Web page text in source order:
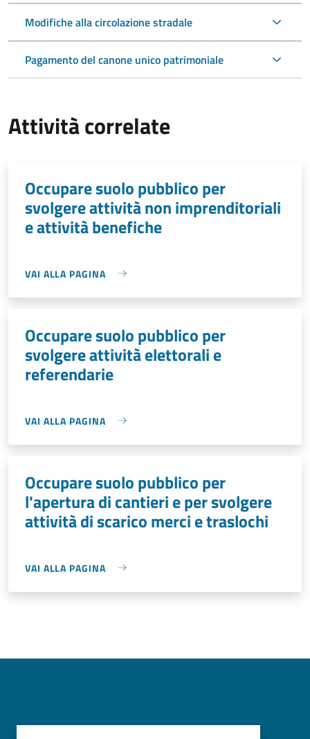
Modifiche alla circolazione stradale
Pagamento del canone unico patrimoniale
Attività correlate
Occupare suolo pubblico per
svolgere attività non imprenditoriali
e attività benefiche
VAI ALLA PAGINA
Occupare suolo pubblico per
svolgere attività elettorali e
referendarie
VAI ALLA PAGINA
Occupare suolo pubblico per
l'apertura di cantieri e per svolgere
attività di scarico merci e traslochi
VAI ALLA PAGINA